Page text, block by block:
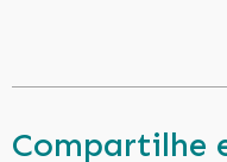
Compartilhe